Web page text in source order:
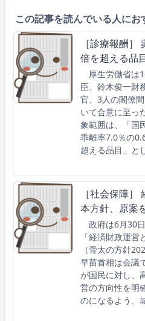
この記事を読んでいる人にお
［診療報酬
倍を超える品
厚生労働省は
臣、鈴木俊一財
官、3人の閣僚
いて合意に至っ
象範囲は、「国
乖離率7.0％の
超える品目」と
［社会保障
本方針、原案
政府は6月30日
「経済財政運営
（骨太の方針
早苗首相は会議
が国民に対し、
営の方向性を明
のになるよう、